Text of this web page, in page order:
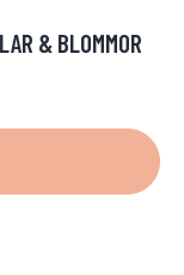
& BLOMMOR